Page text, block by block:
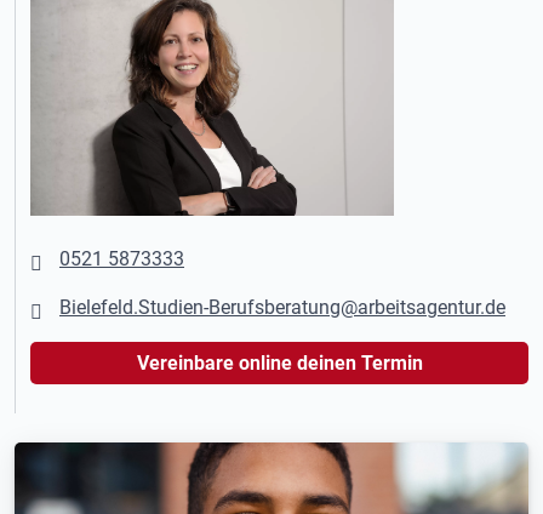
0521 5873333
Bielefeld.Studien-Berufsberatung@arbeitsagentur.de
Vereinbare online deinen Termin